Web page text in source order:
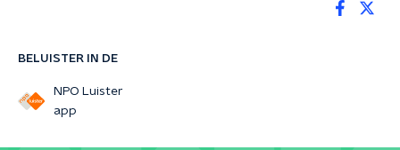
BELUISTER IN DE
NPO Luister
app